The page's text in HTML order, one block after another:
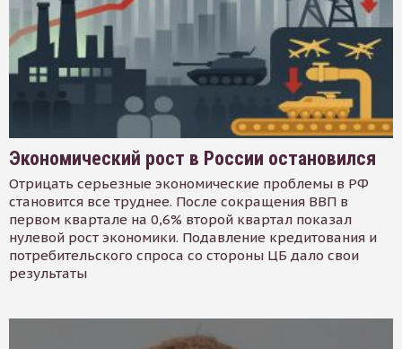
Экономический рост в России остановился
Отрицать серьезные экономические проблемы в РФ
становится все труднее. После сокращения ВВП в
первом квартале на 0,6% второй квартал показал
нулевой рост экономики. Подавление кредитования и
потребительского спроса со стороны ЦБ дало свои
результаты